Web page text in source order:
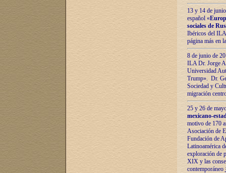
13 y 14 de
español «
sociales de
Ibéricos del ILA
página más en
8 de junio de
ILA Dr. Jorge
Universidad
Trump». Dr.
Sociedad y
migración
25 y 26 de
mexicano-
motivo de 170
Asociación de
Fundación de
Latinoamérica
exploración de
XIX y las
contemporáneo